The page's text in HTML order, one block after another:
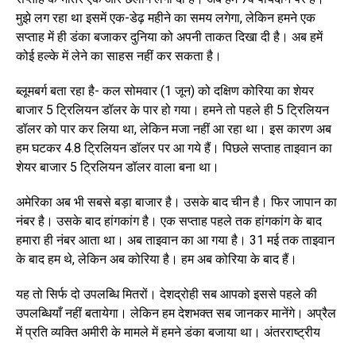
मुझे लग रहा था इसमें एक-डेढ़ महीने का समय लगेगा, लेकिन हमने एक
सप्ताह में ही डंका बजाकर दुनिया को अपनी ताकत दिखा दी है। अब हमें
कोई हल्के में लेने का साहस नहीं कर सकता है।
ब्लूमबर्ग बता रहा है- कल सोमवार (1 जून) को दक्षिण कोरिया का शेयर
बाजार 5 ट्रिलियन डॉलर के पार हो गया। हमने तो पहले ही 5 ट्रिलियन
डॉलर को पार कर लिया था, लेकिन मजा नहीं आ रहा था। इस कारण अब
हम घटकर 4.8 ट्रिलियन डॉलर पर आ गये हैं। पिछले सप्ताह ताइवान का
शेयर बाजार 5 ट्रिलियन डॉलर वाला बना था।
अमेरिका अब भी सबसे बड़ा बाजार है। उसके बाद चीन है। फिर जापान का
नंबर है। उसके बाद हांगकांग है। एक सप्ताह पहले तक हांगकांग के बाद
हमारा ही नंबर आता था। अब ताइवान का आ गया है। 31 मई तक ताइवान
के बाद हम थे, लेकिन अब कोरिया है। हम अब कोरिया के बाद हैं।
यह तो सिर्फ दो उपलब्धि मितरों। देशद्रोही सब आपको इससे पहले की
उपलब्धियाँ नहीं बतायेगा। लेकिन हम देशभक्त सब जानकर मानेंगे। अप्रैल
में प्रति व्यक्ति अमीरी के मामले में हमने डंका बजाया था। अंतरराष्ट्रीय